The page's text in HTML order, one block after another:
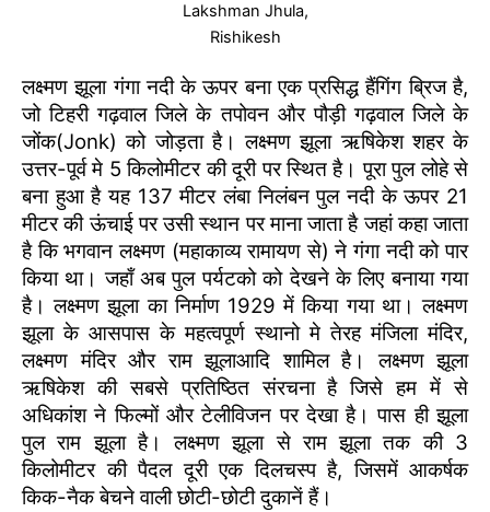
Lakshman Jhula,
Rishikesh
लक्ष्मण झूला गंगा नदी के ऊपर बना एक प्रसिद्ध हैंगिंग ब्रिज है,
जो टिहरी गढ़वाल जिले के तपोवन और पौड़ी गढ़वाल जिले के
जोंक(Jonk) को जोड़ता है। लक्ष्मण झूला ऋषिकेश शहर के
उत्तर-पूर्व मे 5 किलोमीटर की दूरी पर स्थित है। पूरा पुल लोहे से
बना हुआ है यह 137 मीटर लंबा निलंबन पुल नदी के ऊपर 21
मीटर की ऊंचाई पर उसी स्थान पर माना जाता है जहां कहा जाता
है कि भगवान लक्ष्मण (महाकाव्य रामायण से) ने गंगा नदी को पार
किया था। जहाँ अब पुल पर्यटको को देखने के लिए बनाया गया
है। लक्ष्मण झूला का निर्माण 1929 में किया गया था। लक्ष्मण
झूला के आसपास के महत्वपूर्ण स्थानो मे तेरह मंजिला मंदिर,
लक्ष्मण मंदिर और राम झूलाआदि शामिल है। लक्ष्मण झूला
ऋषिकेश की सबसे प्रतिष्ठित संरचना है जिसे हम में से
अधिकांश ने फिल्मों और टेलीविजन पर देखा है। पास ही झूला
पुल राम झूला है। लक्ष्मण झूला से राम झूला तक की 3
किलोमीटर की पैदल दूरी एक दिलचस्प है, जिसमें आकर्षक
किक-नैक बेचने वाली छोटी-छोटी दुकानें हैं।